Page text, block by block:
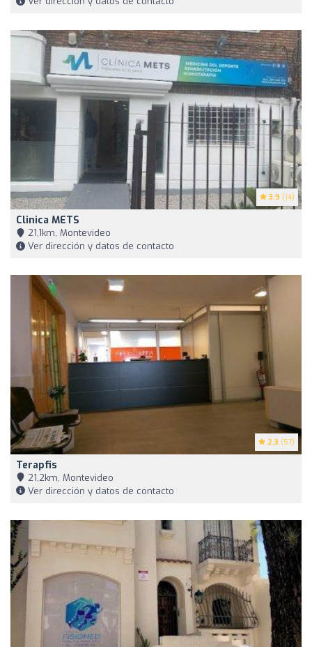
3.9 (14)
Clinica METS
21,1km, Montevideo
Ver dirección y datos de contacto
2.3 (57)
Terapfis
21,2km, Montevideo
Ver dirección y datos de contacto